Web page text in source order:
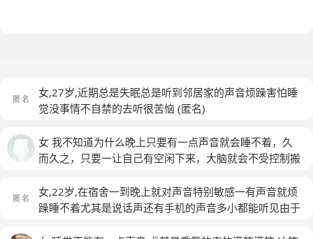
女,27岁,近期总是失眠总是听到邻居家的声音烦躁害怕睡
觉没事情不自禁的去听很苦恼 (匿名)
女 我不知道为什么晚上只要有一点声音就会睡不着，久
而久之，只要一让自己有空闲下来，大脑就会不受控制搬
女,22岁,在宿舍一到晚上就对声音特别敏感一有声音就烦
躁睡不着尤其是说话声还有手机的声音多小都能听见由于